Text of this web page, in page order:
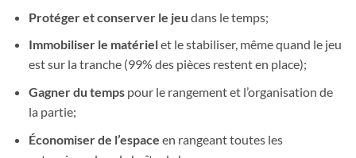
Protéger et conserver le jeu dans le temps;
Immobiliser le matérielet le stabiliser, même quand le jeu
est sur la tranche (99% des pièces restent en place);
Gagner du temps pour le rangement et l’organisation de
la partie;
Économiser de l’espace en rangeant toutes les